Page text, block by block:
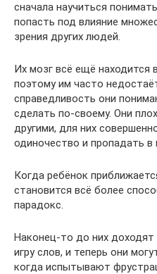
сначала научиться
попасть под влияние
зрения других людей.
Их мозг всё ещё находится
поэтому им часто
справедливость они
сделать по-своему. Они
другими, для них
одиночество и пропадать
Когда ребёнок
становится всё более
парадокс.
Наконец-то до них
игру слов, и теперь они
когда испытывают